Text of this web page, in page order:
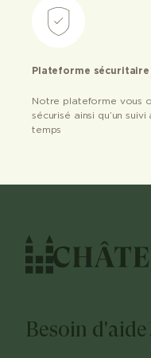
Plateforme sécuritaire
Notre plateforme vous
sécurisé ainsi qu’un
temps
Besoin